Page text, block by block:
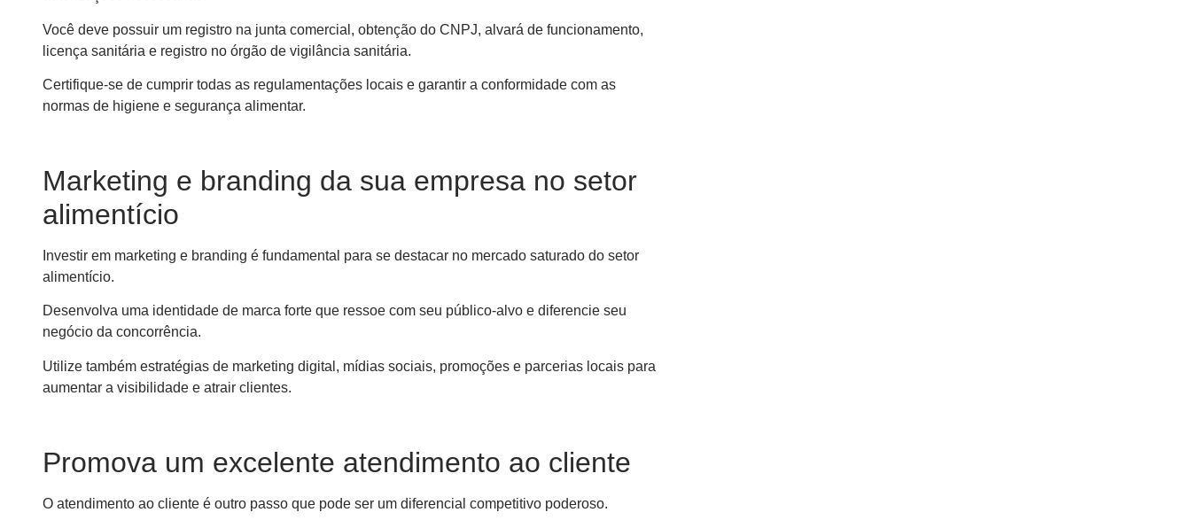
Você deve possuir um registro na junta comercial, obtenção do CNPJ, alvará de funcionamento,
licença sanitária e registro no órgão de vigilância sanitária.
Certifique-se de cumprir todas as regulamentações locais e garantir a conformidade com as
normas de higiene e segurança alimentar.
Marketing e branding da sua empresa no setor
alimentício
Investir em marketing e branding é fundamental para se destacar no mercado saturado do setor
alimentício.
Desenvolva uma identidade de marca forte que ressoe com seu público-alvo e diferencie seu
negócio da concorrência.
Utilize também estratégias de marketing digital, mídias sociais, promoções e parcerias locais para
aumentar a visibilidade e atrair clientes.
Promova um excelente atendimento ao cliente
O atendimento ao cliente é outro passo que pode ser um diferencial competitivo poderoso.